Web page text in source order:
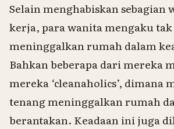
Selain menghabiskan sebagian
kerja, para wanita mengaku
meninggalkan rumah dalam
Bahkan beberapa dari mereka
mereka ‘cleanaholics’, dimana
tenang meninggalkan rumah
berantakan. Keadaan ini juga